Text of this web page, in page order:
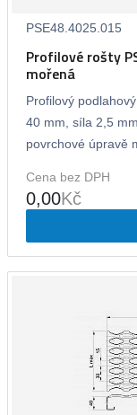
PSE48.4025.015
Profilové rošty
mořená
Profilový
40 mm, síla 2,5
povrchové úpravě
Cena bez DPH
0,00Kč